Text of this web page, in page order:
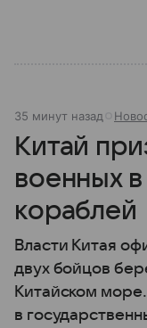
35 минут назад
Китай
военных
кораблей
Власти Китая
двух бойцов
Китайском
в